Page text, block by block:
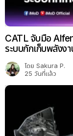
CATL จับมือ
ระบบกักเก็บพลังง
โดย Sakura P.
25 วันที่แล้ว